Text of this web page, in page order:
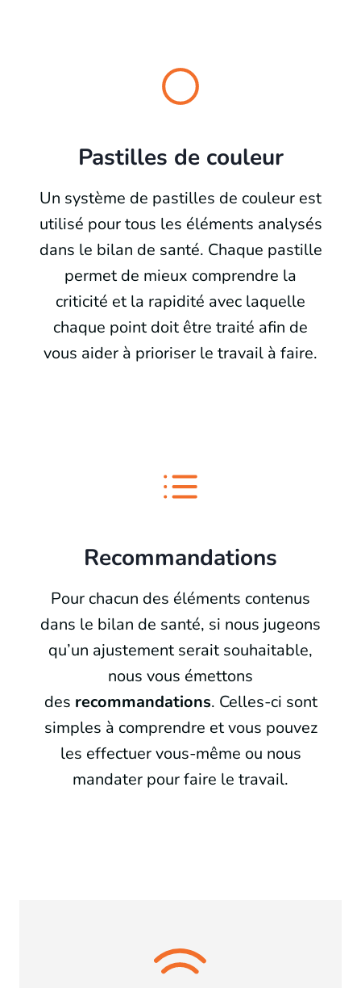
Pastilles de couleur
Un système de pastilles de couleur est
utilisé pour tous les éléments analysés
dans le bilan de santé. Chaque pastille
permet de mieux comprendre la
criticité et la rapidité avec laquelle
chaque point doit être traité afin de
vous aider à prioriser le travail à faire.
Recommandations
Pour chacun des éléments contenus
dans le bilan de santé, si nous jugeons
qu’un ajustement serait souhaitable,
nous vous émettons
des recommandations. Celles-ci sont
simples à comprendre et vous pouvez
les effectuer vous-même ou nous
mandater pour faire le travail.